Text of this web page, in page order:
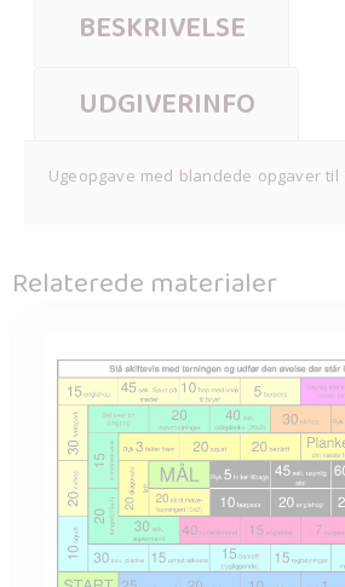
BESKRIVELSE
UDGIVERINFO
Ugeopgave med blandede opgaver til
Relaterede materialer